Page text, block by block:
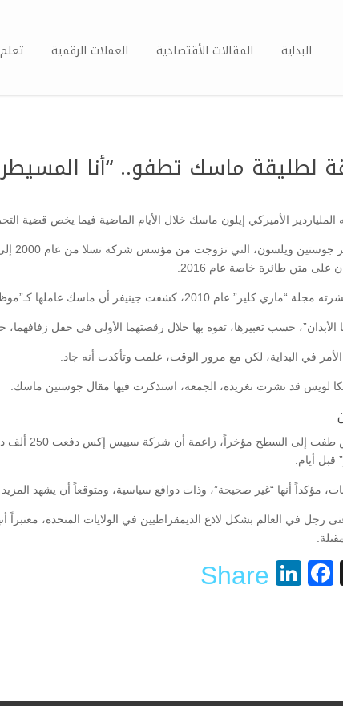
البداية المقالات الأقتصادية العملات الرقمية
لطليقة ماسك تطفو.. “أنا
الأميركي إيلون ماسك خلال الأيام الماضية فيما يخص قضية
متن طائرة خاصة عام 2016.
ماسك عاملها كـ”موظفة وكان يهدد بطردها”، وفق ما نقلت “نيوزويك”.
حسب تعبيرها، تفوه بها خلال رقصتهما الأولى في حفل زفافهما،
في البداية، لكن مع مرور الوقت، علمت وتأكدت أنه جاد.
بيكا لويس قد نشرت تغريدة، الجمعة، استذكرت فيها مقال جوستين ماسك.
قبل أيام.
مؤكداً أنها “غير صحيحة”، وذات دوافع سياسية، ومتوقعاً أن يشهد
رجل في العالم بشكل لاذع الديمقراطيين في الولايات المتحدة،
Snapchat
Facebook
LinkedIn
Share